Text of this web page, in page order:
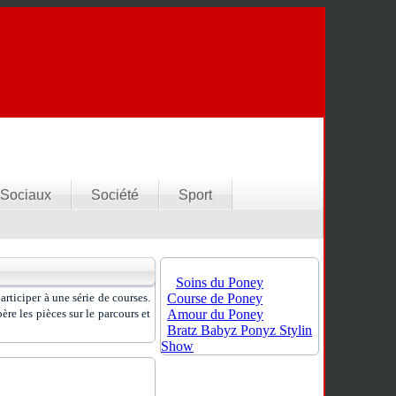
Sociaux Société
Sport
à une série de courses.
les pièces sur le parcours et
Soins du Poney
Course de Poney
Amour du Poney
Bratz Babyz Ponyz Stylin
Show